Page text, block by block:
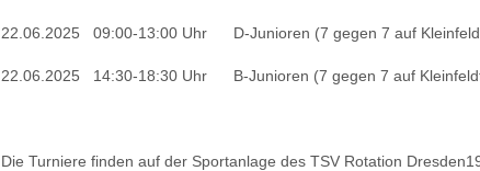
22.06.2025 09:00-13:00 Uhr D-Junioren (7 gegen 7 auf
22.06.2025 14:30-18:30 Uhr B-Junioren (7 gegen 7 auf
Die Turniere finden auf der Sportanlage des TSV Rotation